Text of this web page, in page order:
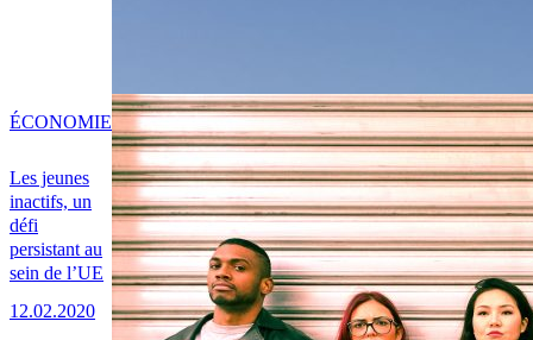
Les jeunes
inactifs, un
défi
persistant au
sein de l’UE
12.02.2020
ÉCONOMIE